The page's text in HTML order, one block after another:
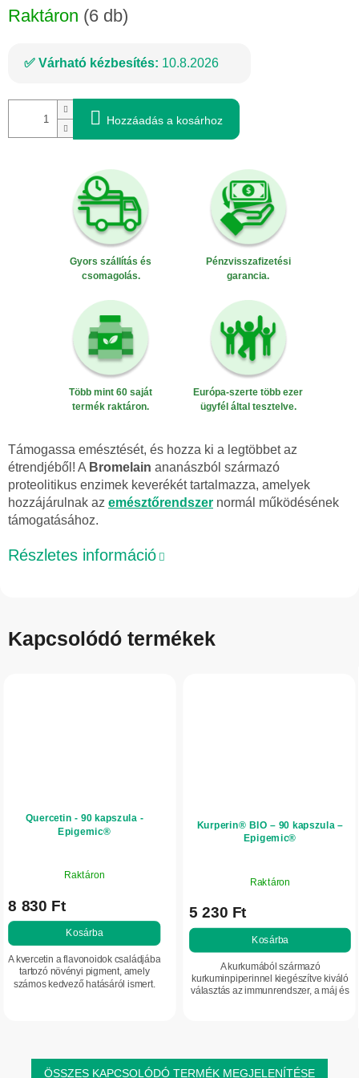
Raktáron (6 db)
Várható kézbesítés: 10.8.2026
Hozzáadás a kosárhoz
Gyors szállítás és
csomagolás.
Pénzvisszafizetési
garancia.
Több mint 60 saját
termék raktáron.
Európa-szerte több ezer
ügyfél által tesztelve.
Támogassa emésztését, és hozza ki a legtöbbet az
étrendjéből! A Bromelain ananászból származó
proteolitikus enzimek keverékét tartalmazza, amelyek
hozzájárulnak az emésztőrendszer normál működésének
támogatásához.
Részletes információ
Kapcsolódó termékek
Quercetin - 90 kapszula -
Epigemic®
Raktáron
8 830 Ft
Kosárba
A kvercetin a flavonoidok családjába
tartozó növényi pigment, amely
számos kedvező hatásáról ismert.
Kurperin® BIO – 90 kapszula –
Epigemic®
Raktáron
5 230 Ft
Kosárba
A kurkumából származó
kurkuminpiperinnel kiegészítve kiváló
választás az immunrendszer, a máj és
ÖSSZES KAPCSOLÓDÓ TERMÉK MEGJELENÍTÉSE